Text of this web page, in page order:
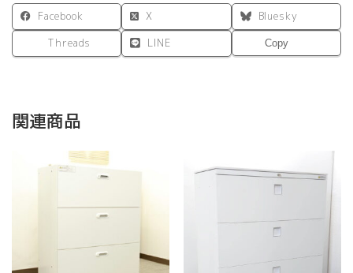
Facebook X
Bluesky
Threads
LINE Copy
関連商品